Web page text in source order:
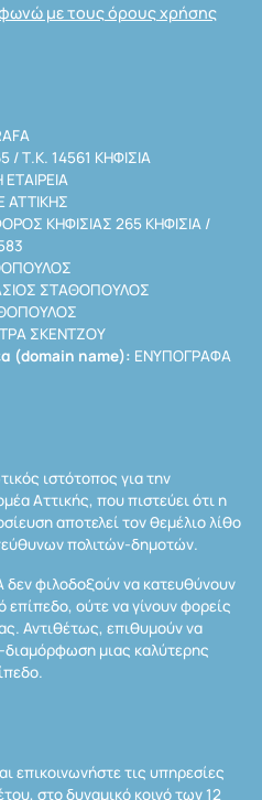
με τους όρους χρήσης
Τ.Κ. 14561 ΚΗΦΙΣΙΑ
ΑΤΤΙΚΗΣ
ΚΗΦΙΣΙΑΣ 265 ΚΗΦΙΣΙΑ /
ΣΤΑΘΟΠΟΥΛΟΣ
ΣΚΕΝΤΖΟΥ
(domain name): ΕΝΥΠΟΓΡΑΦΑ
ιστότοπος για την
Αττικής, που πιστεύει ότι η
αποτελεί τον θεμέλιο λίθο
πολιτών-δημοτών.
φιλοδοξούν να κατευθύνουν
επίπεδο, ούτε να γίνουν φορείς
Αντιθέτως, επιθυμούν να
διαμόρφωση μιας καλύτερης
επικοινωνήστε τις υπηρεσίες
στο δυναμικό κοινό των 12